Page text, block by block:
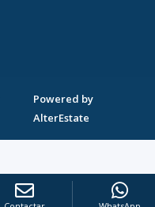
Powered by
AlterEstate